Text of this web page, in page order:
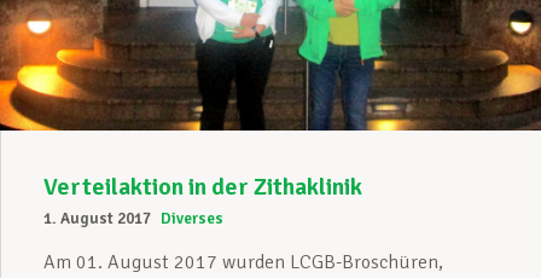
Verteilaktion in der Zithaklinik
1. August 2017 Diverses
Am 01. August 2017 wurden LCGB-Broschüren,